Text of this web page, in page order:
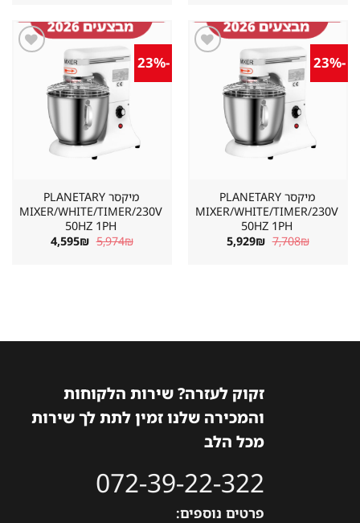
במועדפים
מיקסר PLANETARY
MIXER/WHITE/TIMER/230V
50HZ 1PH
7,708₪ המחיר
המקורי
5,929₪ המחיר
הנוכחי
במועדפים
מיקסר PLANETARY
MIXER/WHITE/TIMER/230V
50HZ 1PH
5,974₪ המחיר
המקורי
4,595₪ המחיר
הנוכחי
זקוק לעזרה? שירות הלקוחות
והמכירה שלנו זמין לתת לך שירות
מכל הלב
072-39-22-322
פרטים נוספים: